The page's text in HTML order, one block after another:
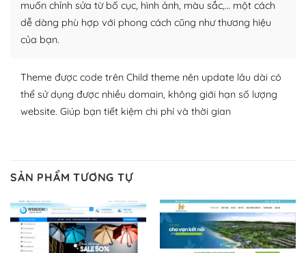
plugin của WordPress rất phong phú. Bạn có thể thỏa
thích chọn lựa plugin và themes phù hợp cho mục đích
lập website của mình.
– Dễ sử dụng
Với mọi Hosting bất kỳ thì WordPress đều có thể dễ
Và bạn có toàn quyền tự do khi quyết định nơi lưu trữ
trang web WordPress của bạn.
Dễ dàng lựa chọn Hosting cho website WordPress
muốn chỉnh sửa từ bố cục, hình ảnh, màu sắc,… một cách
dễ dàng phù hợp với phong cách cũng như thương hiệu
của bạn.
Theme được code trên Child theme nên update lâu dài có
thể sử dụng được nhiều domain, không giới hạn số lượng
website. Giúp bạn tiết kiệm chi phí và thời gian
SẢN PHẨM TƯƠNG TỰ